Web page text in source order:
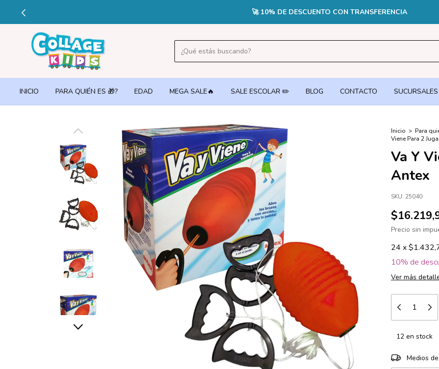
🔥3 CUOTAS SIN INTERÉS EN PEDIDOS +$70.000 CON TARJETA DE
INICIO PARA QUIÉN ES 🎁? EDAD MEGA SALE🔥 SALE ESCOLAR ✏️ BLOG CONTACTO SUCURSALES
Inicio > Para
Viene Para 2
Va Y
Antex
SKU: 25040
Precio sin
24 x
10% de
Ver más
12en stock
Entregas para
Medios